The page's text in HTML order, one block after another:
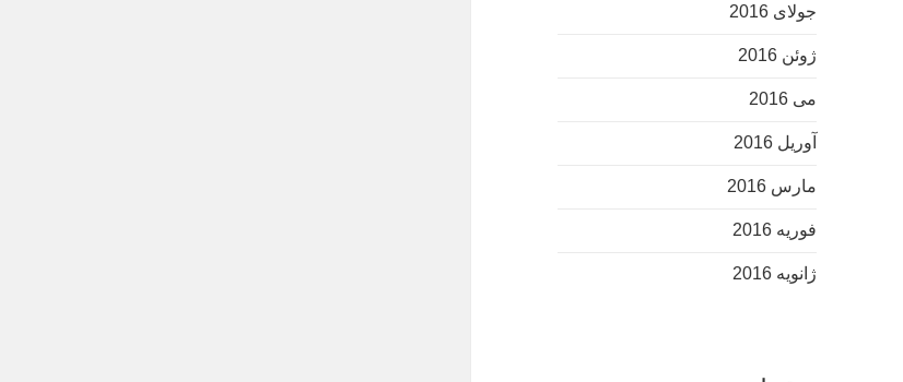
جولای 2016
ژوئن 2016
می 2016
آوریل 2016
مارس 2016
فوریه 2016
ژانویه 2016